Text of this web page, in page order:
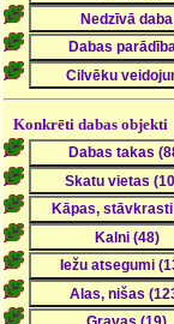
Konkrēti dabas objekti